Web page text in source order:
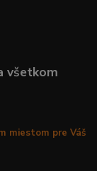
všetkom
miestom pre Váš